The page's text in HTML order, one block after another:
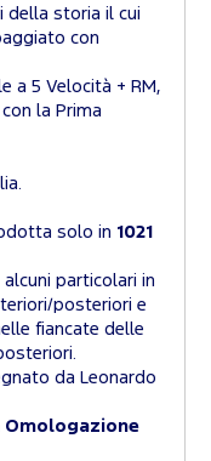
della storia il cui
con
a 5 Velocità + RM,
la Prima
solo in 1021
alcuni particolari in
posteriori e
fiancate delle
da Leonardo
Omologazione